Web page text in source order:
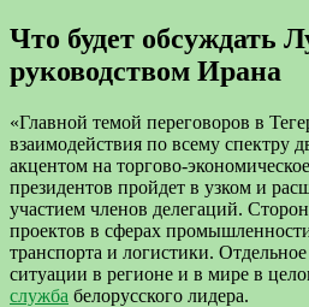
Что будет обсуждать
руководством Ирана
«Главной темой переговоров в
взаимодействия по всему спектру
акцентом на торгово-
президентов пройдет в узком и
участием членов делегаций.
проектов в сферах
транспорта и логистики.
ситуации в регионе и в мире в
служба белорусского лидера.